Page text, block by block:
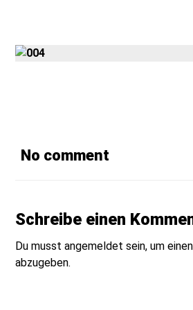
No comment
Schreibe einen
Du musstangemeldet sein, um
abzugeben.